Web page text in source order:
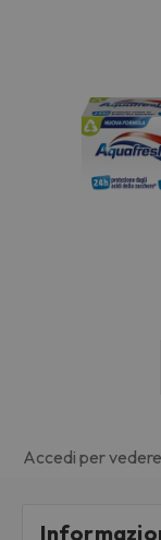
Accedi per